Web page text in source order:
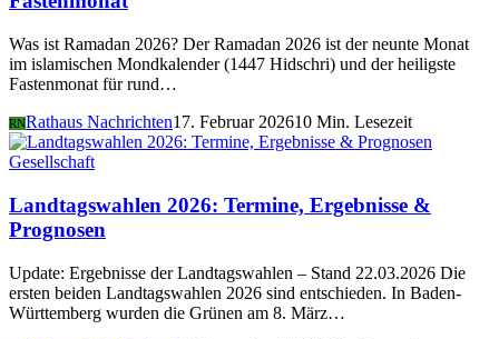
Was ist Ramadan 2026? Der Ramadan 2026 ist der neunte Monat
im islamischen Mondkalender (1447 Hidschri) und der heiligste
Fastenmonat für rund…
RNRathaus Nachrichten17. Februar 202610 Min. Lesezeit
Gesellschaft
Landtagswahlen 2026: Termine, Ergebnisse &
Prognosen
Update: Ergebnisse der Landtagswahlen – Stand 22.03.2026 Die
ersten beiden Landtagswahlen 2026 sind entschieden. In Baden-
Württemberg wurden die Grünen am 8. März…